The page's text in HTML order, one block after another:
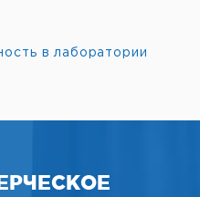
в лаборатории